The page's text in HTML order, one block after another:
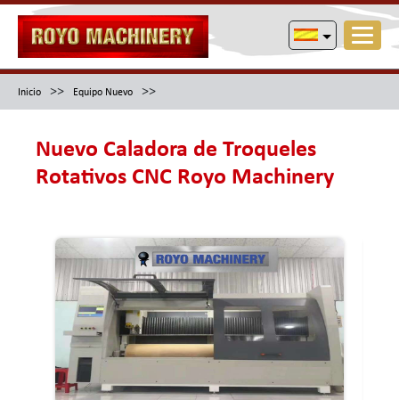
Inicio >> Equipo Nuevo >>
Nuevo Caladora de Troqueles
Rotativos CNC Royo Machinery